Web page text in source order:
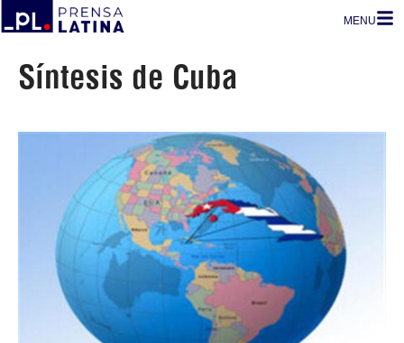
MENU
Síntesis de Cuba